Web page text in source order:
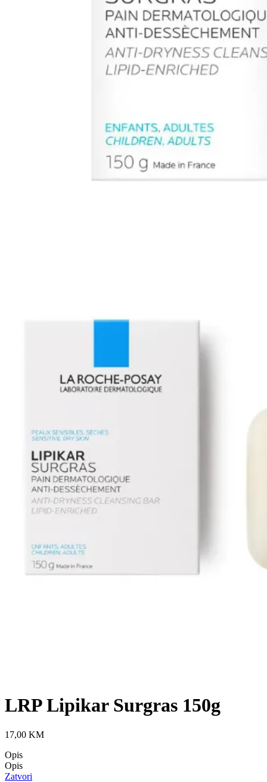
LRP Lipikar Surgras 150g
17,00 KM
Opis
Opis
Zatvori